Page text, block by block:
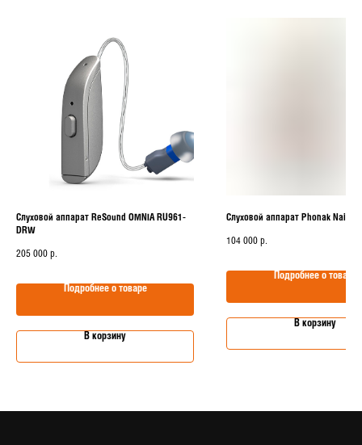
Слуховой аппарат ReSound OMNIA RU961-
DRW
205 000 р.
Подробнее о товаре
В корзину
Слуховой аппарат Phonak Naida
104 000 р.
Подробнее о товаре
В корзину